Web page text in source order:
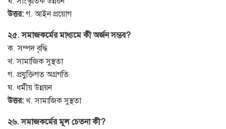
উত্তর: গ. আইন প্রয়োগ
২৫. সমাজকর্মের মাধ্যমে কী অর্জন সম্ভব?
ক. সম্পদ বৃদ্ধি
খ. সামাজিক সুস্থতা
গ. প্রযুক্তিগত অগ্রগতি
ঘ. ধর্মীয় উন্নয়ন
উত্তর: খ. সামাজিক সুস্থতা
২৬. সমাজকর্মের মূল চেতনা কী?